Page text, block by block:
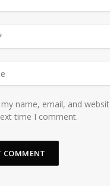
my name, email, and
time I comment.